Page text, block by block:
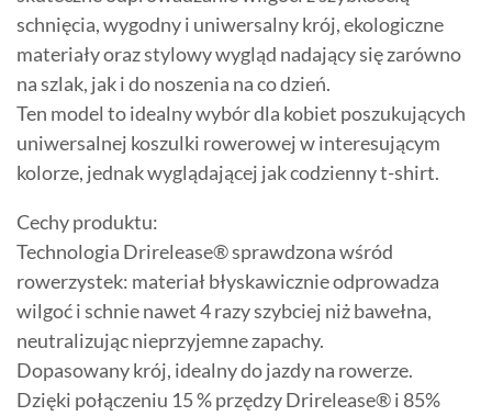
schnięcia, wygodny i uniwersalny krój, ekologiczne
materiały oraz stylowy wygląd nadający się zarówno
na szlak, jak i do noszenia na co dzień.
Ten model to idealny wybór dla kobiet poszukujących
uniwersalnej koszulki rowerowej w interesującym
kolorze, jednak wyglądającej jak codzienny t-shirt.
Cechy produktu:
Technologia Drirelease® sprawdzona wśród
rowerzystek: materiał błyskawicznie odprowadza
wilgoć i schnie nawet 4 razy szybciej niż bawełna,
neutralizując nieprzyjemne zapachy.
Dopasowany krój, idealny do jazdy na rowerze.
Dzięki połączeniu 15 % przędzy Drirelease® i 85%